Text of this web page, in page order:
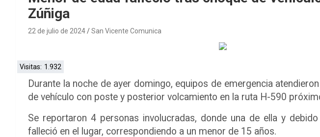
Zúñiga
22 de julio de 2024 San Vicente Comunica
Visitas: 1.932
Durante la noche de ayer domingo, equipos de emergencia
de vehículo con poste y posterior volcamiento en la ruta H-590
Se reportaron 4 personas involucradas, donde una de ella y
falleció en el lugar, correspondiendo a un menor de 15 años.